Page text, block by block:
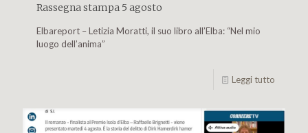
Rassegna stampa 5 agosto
Elbareport – Letizia Moratti, il suo libro all’Elba: “Nel mio
luogo dell’anima”
Leggi tutto